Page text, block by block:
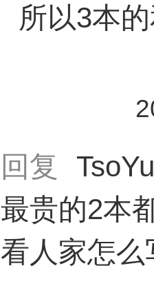
所以3本
回复
最贵的2本
看人家怎